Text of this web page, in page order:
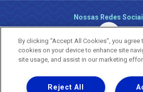
Nossas Redes
By clicking “Accept All Cookies”, you
cookies on your device to enhance site
site usage, and assist in our marketing
Reject All